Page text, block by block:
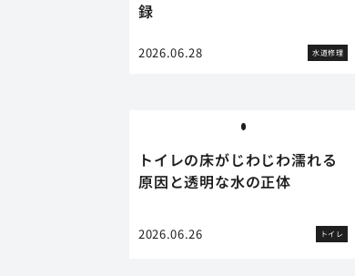
録
2026.06.28 水道修理
トイレの床がじわじわ濡れる
原因と透明な水の正体
2026.06.26 トイレ